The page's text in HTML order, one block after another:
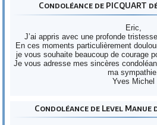
Condoléance de PICQUART
Eric,
J’ai appris avec une profonde
En ces moments particulièrement
je vous souhaite beaucoup de courage
Je vous adresse mes sincères
ma sympathie.
Yves Michel
Condoléance de Level Manue